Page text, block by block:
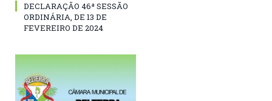
DECLARAÇÃO 46ª SESSÃO
ORDINÁRIA, DE 13 DE
FEVEREIRO DE 2024